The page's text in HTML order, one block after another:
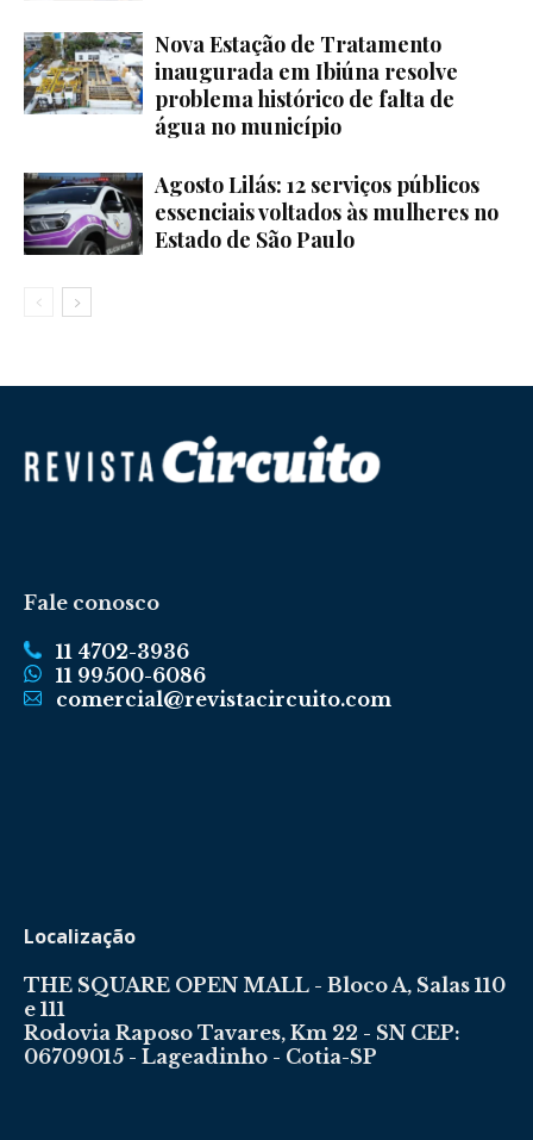
Nova Estação de Tratamento
inaugurada em Ibiúna resolve
problema histórico de falta de
água no município
Agosto Lilás: 12 serviços públicos
essenciais voltados às mulheres no
Estado de São Paulo
Fale conosco
11 4702-3936
11 99500-6086
comercial@revistacircuito.com
Localização
THE SQUARE OPEN MALL - Bloco A, Salas 110
e 111
Rodovia Raposo Tavares, Km 22 - SN CEP:
06709015 - Lageadinho - Cotia-SP